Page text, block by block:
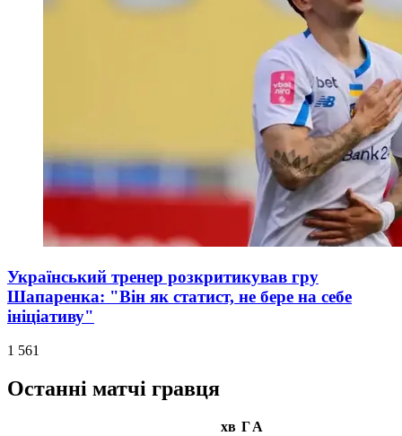
Український тренер розкритикував гру
Шапаренка: "Він як статист, не бере на себе
ініціативу"
1 561
Останні матчі гравця
хв ГА